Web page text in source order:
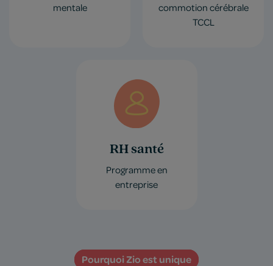
mentale
commotion cérébrale
TCCL
RH santé
Programme en
entreprise
Pourquoi Zio est unique